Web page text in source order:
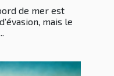
de mer est
mais le